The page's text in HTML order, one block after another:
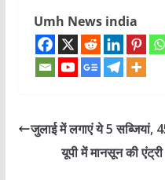
Umh News india
जुलाई में लगाएं ये 5 सब्जियां,
यूपी में मानसून की